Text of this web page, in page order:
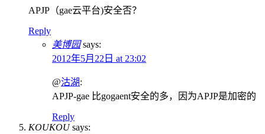
APJP（gae云平台)安全否？
Reply
美博园 says:
2012年5月22日 at 23:02
@沽湖:
APJP-gae 比gogaent安全的多，因为APJP是加密的
Reply
KOUKOU says: